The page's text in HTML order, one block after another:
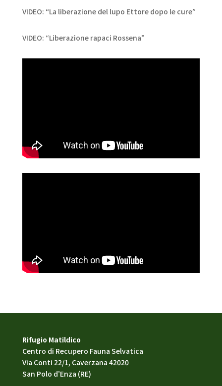
VIDEO: “La liberazione del lupo Ettore dopo le cure”
VIDEO: “Liberazione rapaci Rossena”
Rifugio Matildico
Centro di Recupero Fauna Selvatica
Via Conti 22/1, Caverzana 42020
San Polo d’Enza (RE)